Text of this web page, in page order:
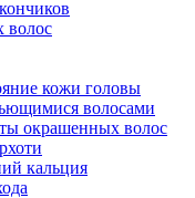
волос
кожи головы
волосами
окрашенных волос
кальция